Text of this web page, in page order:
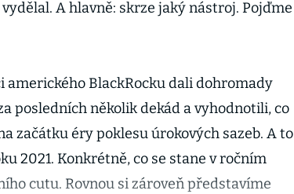
A hlavně: skrze jaký nástroj. Pojďme
BlackRocku dali dohromady
posledních několik dekád a vyhodnotili, co
začátku éry poklesu úrokových sazeb. A to
2021. Konkrétně, co se stane v ročním
cutu. Rovnou si zároveň představíme